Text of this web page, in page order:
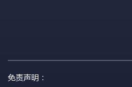
免责声明：